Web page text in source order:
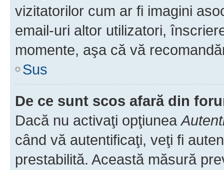
vizitatorilor cum ar fi imagini
email-uri altor utilizatori,
momente, aşa că vă
Sus
De ce sunt scos afară din
Dacă nu activaţi opţiunea
când vă autentificaţi, veţi fi
prestabilită. Această măsură